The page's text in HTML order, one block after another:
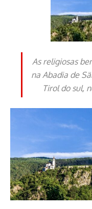
As religiosas
na Abadia de
Tirol do sul,